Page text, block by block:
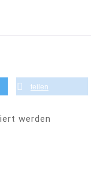
teilen
werden